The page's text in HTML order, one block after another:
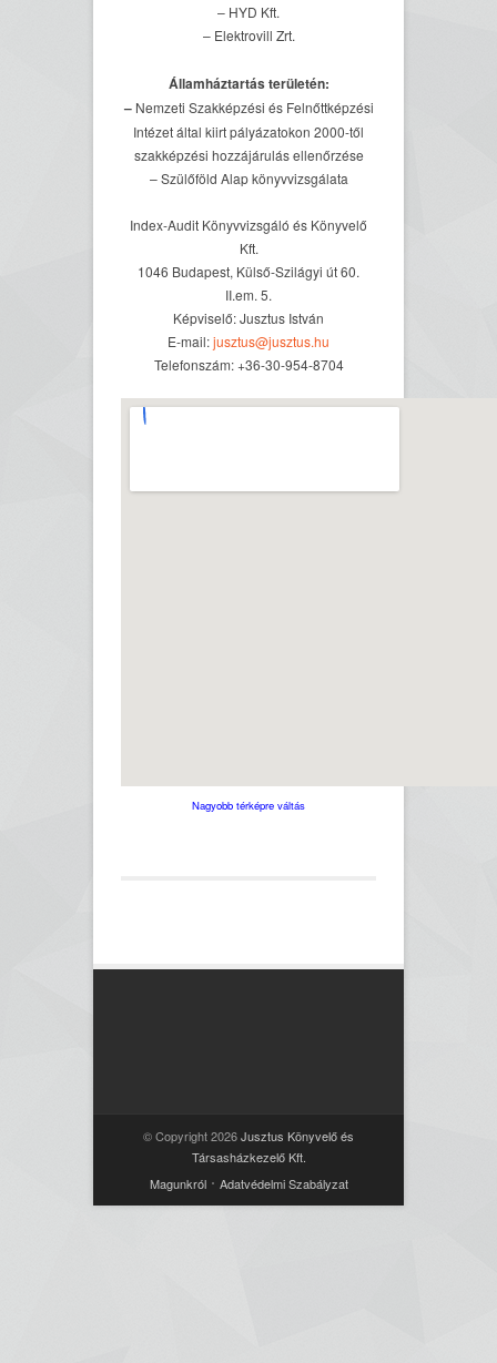
– HYD Kft.
– Elektrovill Zrt.
Államháztartás területén:
– Nemzeti Szakképzési és Felnőttképzési
Intézet által kiirt pályázatokon 2000-től
szakképzési hozzájárulás ellenőrzése
–Szülőföld Alap könyvvizsgálata
Index-Audit Könyvvizsgáló és Könyvelő
Kft.
1046 Budapest, Külső-Szilágyi út 60.
II.em. 5.
Képviselő: Jusztus István
E-mail:jusztus@jusztus.hu
Telefonszám: +36-30-954-8704
Nagyobb térképre váltás
© Copyright 2026Jusztus Könyvelő és
Társasházkezelő Kft.
Magunkról
Adatvédelmi Szabályzat